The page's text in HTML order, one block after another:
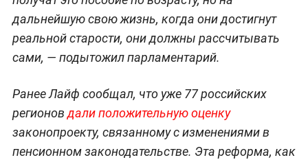
дальнейшую свою жизнь, когда они достигнут
реальной старости, они должны рассчитывать
сами, — подытожил парламентарий.
Ранее Лайф сообщал, что уже 77 российских
регионовдали положительную оценку
законопроекту, связанному с изменениями в
пенсионном законодательстве. Эта реформа, как